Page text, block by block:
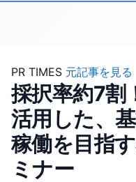
PR TIMES 元記事を見る
採択率約7割
活用した、
稼働を目指
ミナー